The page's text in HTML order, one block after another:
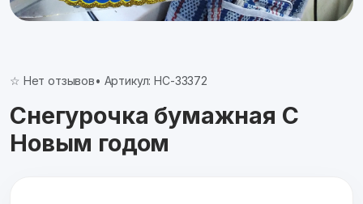
☆ Нет отзывов• Артикул: НС-33372
Снегурочка бумажная С
Новым годом